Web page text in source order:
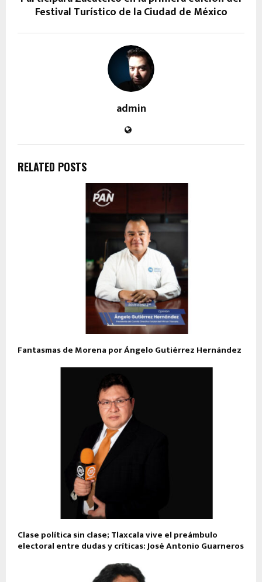
Festival Turístico de la Ciudad de México
admin
RELATED POSTS
Fantasmas de Morena por Ángelo Gutiérrez Hernández
Clase política sin clase; Tlaxcala vive el preámbulo
electoral entre dudas y críticas: José Antonio Guarneros